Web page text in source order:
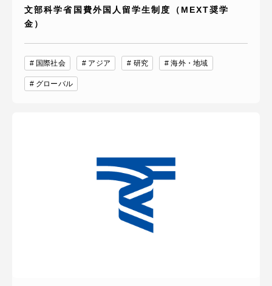
文部科学省国費外国人留学生制度（MEXT奨学
金）
国際社会 アジア 研究 海外・地域
グローバル